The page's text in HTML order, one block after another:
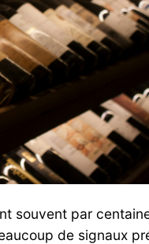
souvent par
de signaux